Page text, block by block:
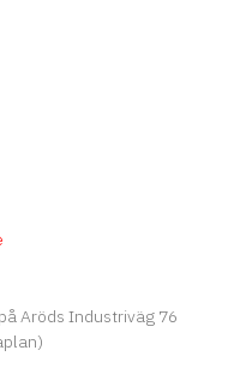
Aröds Industriväg 76